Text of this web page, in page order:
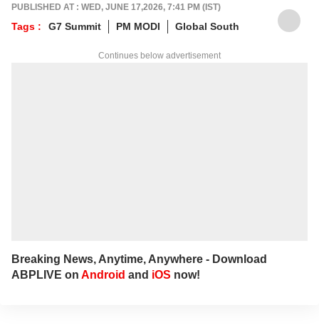
PUBLISHED AT : WED, JUNE 17,2026, 7:41 PM (IST)
Tags : G7 Summit PM MODI Global South
Continues below advertisement
Breaking News, Anytime, Anywhere - Download
ABPLIVE on Android and iOS now!